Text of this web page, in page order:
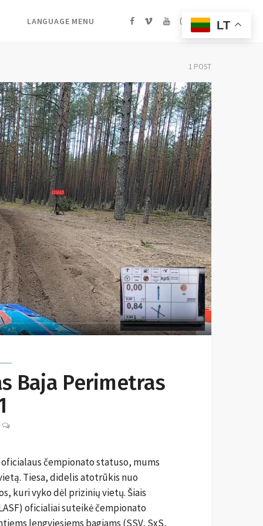
LANGUAGE MENU [:lt]FaceBook[:en]FB[:ru]FB[:]
VimeoYouTubeInstagramSearch
1 POST
Baja Perimetras
LEAVE
oficialaus čempionato statuso, mums
Tiesa, didelis atotrūkis nuo
kuri vyko dėl prizinių vietų. Šiais
oficialiai suteikė čempionato
lengviesiems bagiams (SSV, SxS,
LT